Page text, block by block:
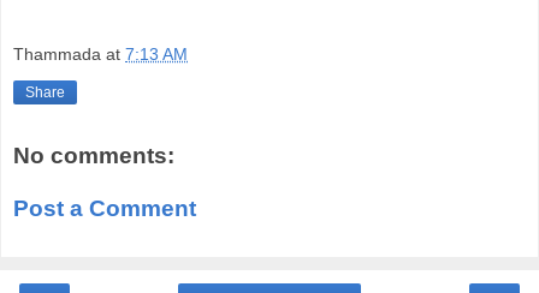
Thammada at 7:13 AM
Share
No comments:
Post a Comment